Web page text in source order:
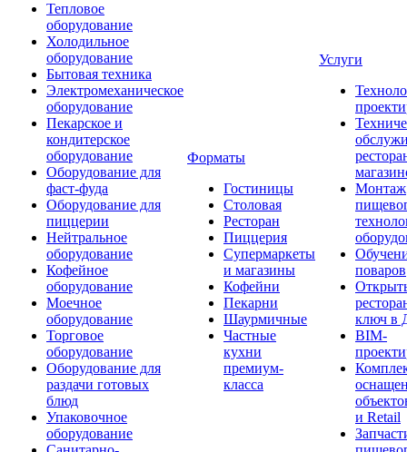
Тепловое
оборудование
Холодильное
оборудование
Бытовая техника
Электромеханическое
оборудование
Пекарское и
кондитерское
оборудование
Оборудование для
фаст-фуда
Оборудование для
пиццерии
Нейтральное
оборудование
Кофейное
оборудование
Моечное
оборудование
Торговое
оборудование
Оборудование для
раздачи готовых
блюд
Упаковочное
оборудование
Форматы
Гостиницы
Столовая
Ресторан
Пиццерия
Супермаркеты
и магазины
Кофейни
Пекарни
Шаурмичные
Частные
кухни
премиум-
класса
Услуги
Монтаж
поваров
ключ в
BIM-
и Retail